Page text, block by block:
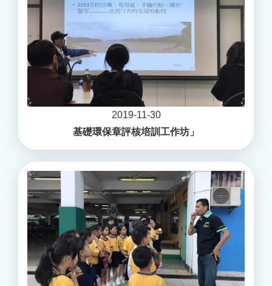
2019-11-30
基礎環保章評核培訓工作坊」